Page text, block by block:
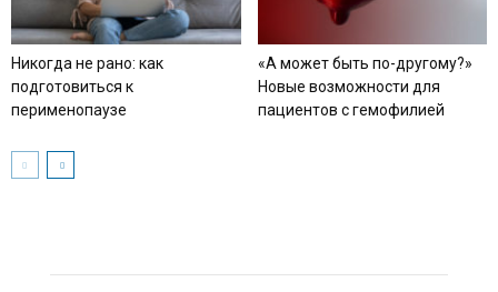
Никогда не рано: как
подготовиться к
перименопаузе
«А может быть по-другому?»
Новые возможности для
пациентов с гемофилией